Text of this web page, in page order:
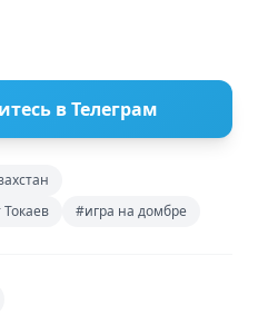
в Телеграм
#игра на домбре